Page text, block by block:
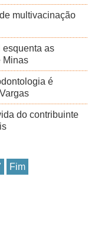
multivacinação
esquenta as
Minas
é
do contribuinte
Fim